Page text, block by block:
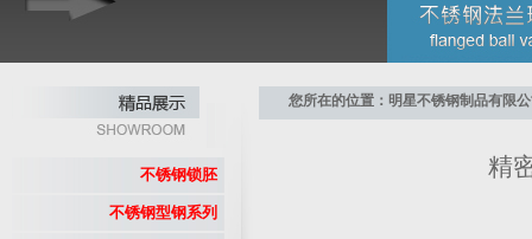
不锈钢锁胚
不锈钢型钢系列
您所在的位置：明星不锈钢制品有限
精